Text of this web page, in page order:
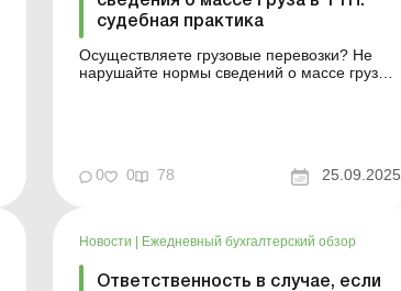
судебная практика
Осуществляете грузовые перевозки? Не
нарушайте нормы сведений о массе груза,
изменится для участников перевозок?
0 0 78 25.09.2025
Новости | Ежедневный бухгалтерский обзор
Ответственность в случае, если